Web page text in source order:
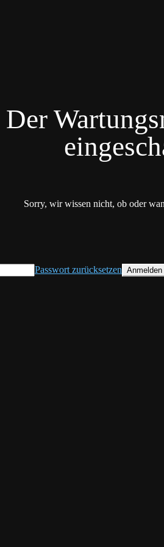
Der
Sorry, wir wissen nicht, ob oder
Passwort zurücksetzen